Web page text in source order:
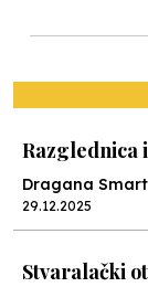
Razglednica
Dragana Smart
29.12.2025
Stvaralački